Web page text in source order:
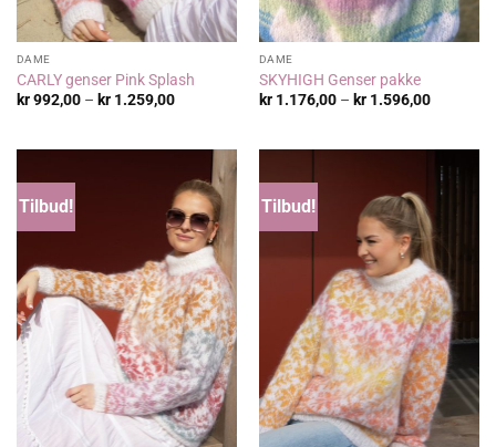
DAME
CARLY genser Pink Splash
kr992,00 – kr1.259,00Prisområde:
DAME
SKYHIGH Genser pakke
kr1.176,00 – kr1.596,00
Tilbud! Tilbud!